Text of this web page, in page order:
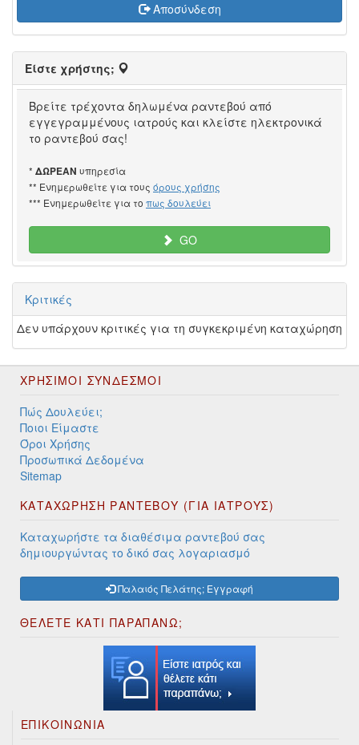
Αποσύνδεση
Είστε χρήστης;
Βρείτε τρέχοντα δηλωμένα ραντεβού από
εγγεγραμμένους ιατρούς και κλείστε ηλεκτρονικά
το ραντεβού σας!
* ΔΩΡΕΑΝ υπηρεσία
** Ενημερωθείτε για τους όρους χρήσης
*** Ενημερωθείτε για το πως δουλεύει
GO
Κριτικές
Δεν υπάρχουν κριτικές για τη συγκεκριμένη καταχώρηση
ΧΡΉΣΙΜΟΙ ΣΎΝΔΕΣΜΟΙ
Πώς Δουλεύει;
Ποιοι Είμαστε
Όροι Χρήσης
Προσωπικά Δεδομένα
Sitemap
ΚΑΤΑΧΩΡΗΣΗ ΡΑΝΤΕΒΟΥ (ΓΙΑ ΙΑΤΡΟΥΣ)
Καταχωρήστε τα διαθέσιμα ραντεβού σας
δημιουργώντας το δικό σας λογαριασμό
Παλαιός Πελάτης; Εγγραφή
ΘΕΛΕΤΕ ΚΑΤΙ ΠΑΡΑΠΑΝΩ;
ΕΠΙΚΟΙΝΩΝΊΑ